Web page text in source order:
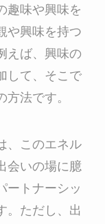
趣味や興味を
や興味を持つ
えば、興味の
して、そこで
法です。
、このエネル
会いの場に臆
ートナーシッ
。ただし、出